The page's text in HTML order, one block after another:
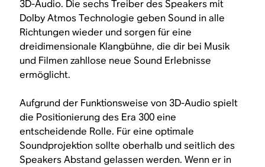
3D-Audio. Die sechs Treiber des Speakers mit
Dolby Atmos Technologie geben Sound in alle
Richtungen wieder und sorgen für eine
dreidimensionale Klangbühne, die dir bei Musik
und Filmen zahllose neue Sound Erlebnisse
ermöglicht.
Aufgrund der Funktionsweise von 3D-Audio spielt
die Positionierung des Era 300 eine
entscheidende Rolle. Für eine optimale
Soundprojektion sollte oberhalb und seitlich des
Speakers Abstand gelassen werden. Wenn er in